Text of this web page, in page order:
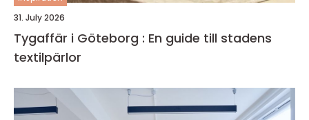
31. July 2026
Tygaffär i Göteborg : En guide till stadens
textilpärlor